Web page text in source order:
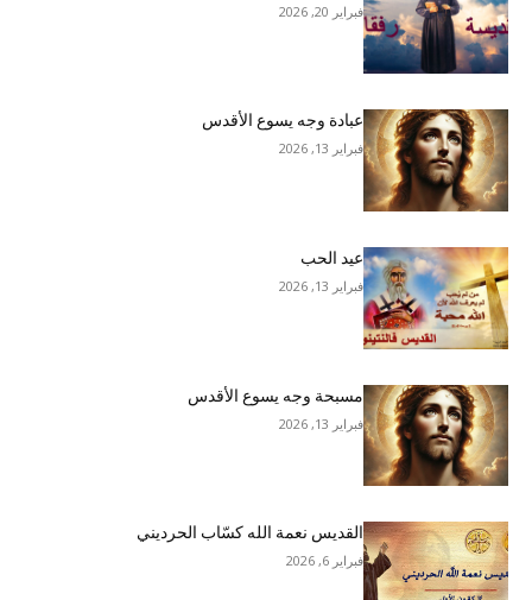
فبراير 20, 2026
عبادة وجه يسوع الأقدس
فبراير 13, 2026
عيد الحب
فبراير 13, 2026
مسبحة وجه يسوع الأقدس
فبراير 13, 2026
القديس نعمة الله كسّاب الحرديني
فبراير 6, 2026